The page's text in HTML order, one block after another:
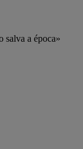
salva a época»